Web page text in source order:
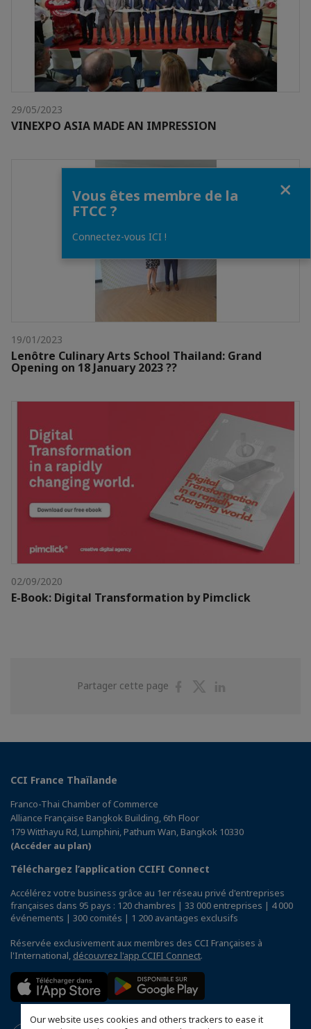
Our website uses cookies and others trackers to ease it
29/05/2023
VINEXPO ASIA MADE AN IMPRESSION
19/01/2023
Lenôtre Culinary Arts School Thailand: Grand
Opening on 18 January 2023 ??
02/09/2020
E-Book: Digital Transformation by Pimclick
Partager cette page
PartagerPartager
CCI France Thaïlande
Franco-Thai Chamber of Commerce
Alliance Française Bangkok Building, 6th Floor
179 Witthayu Rd, Lumphini, Pathum Wan, Bangkok 10330
(Accéder au plan)
Téléchargez l’application CCIFI Connect
Accélérez votre business grâce au 1er réseau privé d'entreprises
françaises dans 95 pays : 120 chambres | 33 000 entreprises | 4 000
événements | 300 comités | 1 200 avantages exclusifs
Réservée exclusivement aux membres des CCI Françaises à
l'International, découvrez l'app CCIFI Connect.
Vous êtes membre de la
FTCC ?
Connectez-vous ICI !